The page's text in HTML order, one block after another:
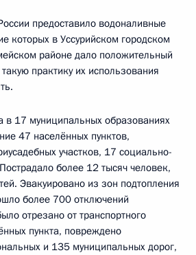
предоставило водоналивные
которых в Уссурийском городском
районе дало положительный
практику их использования
в 17 муниципальных образованиях
47 населённых пунктов,
участков, 17 социально-
более 12 тысяч человек,
Эвакуировано из зон подтопления
более 700 отключений
отрезано от транспортного
пункта, повреждено
и 135 муниципальных дорог,